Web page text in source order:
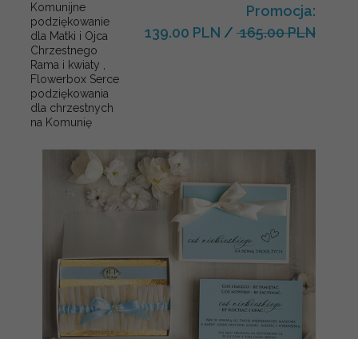
Komunijne
podziękowanie
dla Matki i Ojca
Chrzestnego
Rama i kwiaty ,
Flowerbox Serce
podziękowania
dla chrzestnych
na Komunię
Promocja:
139.00 PLN / 165.00 PLN